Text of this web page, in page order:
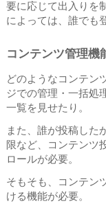
要に応じて出入りを
によっては、誰でも
コンテンツ管理機
どのようなコンテン
ジでの管理・一括処
一覧を見せたり。
また、誰が投稿した
限など、コンテンツ
ロールが必要。
そもそも、コンテン
ける機能が必要。